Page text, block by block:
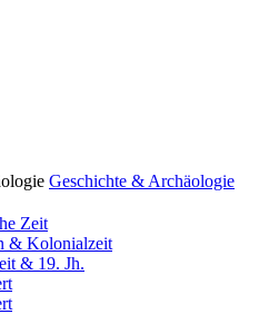
Geschichte & Archäologie
Zeit
& Kolonialzeit
& 19. Jh.